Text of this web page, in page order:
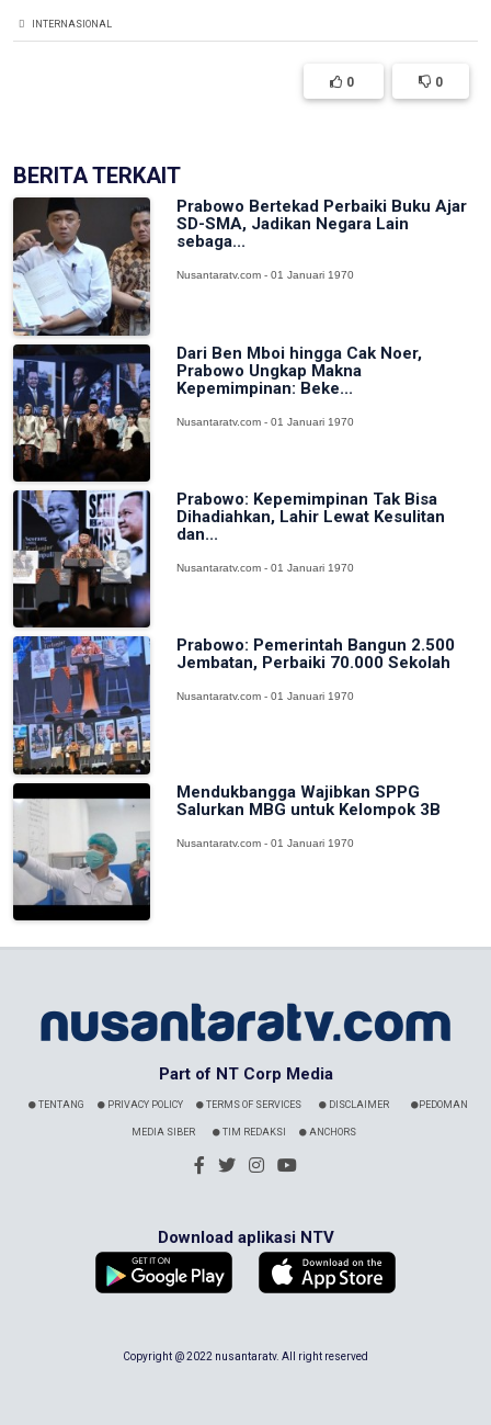
INTERNASIONAL
0 0
BERITA TERKAIT
Prabowo Bertekad Perbaiki Buku Ajar
SD-SMA, Jadikan Negara Lain
sebaga...
Nusantaratv.com - 01 Januari 1970
Dari Ben Mboi hingga Cak Noer,
Prabowo Ungkap Makna
Kepemimpinan: Beke...
Nusantaratv.com - 01 Januari 1970
Prabowo: Kepemimpinan Tak Bisa
Dihadiahkan, Lahir Lewat Kesulitan
dan...
Nusantaratv.com - 01 Januari 1970
Prabowo: Pemerintah Bangun 2.500
Jembatan, Perbaiki 70.000 Sekolah
Nusantaratv.com - 01 Januari 1970
Mendukbangga Wajibkan SPPG
Salurkan MBG untuk Kelompok 3B
Nusantaratv.com - 01 Januari 1970
Part of NT Corp Media
TENTANG PRIVACY POLICY TERMS OF SERVICES DISCLAIMER PEDOMAN
MEDIA SIBER TIM REDAKSI ANCHORS
Download aplikasi NTV
Copyright @ 2022 nusantaratv. All right reserved